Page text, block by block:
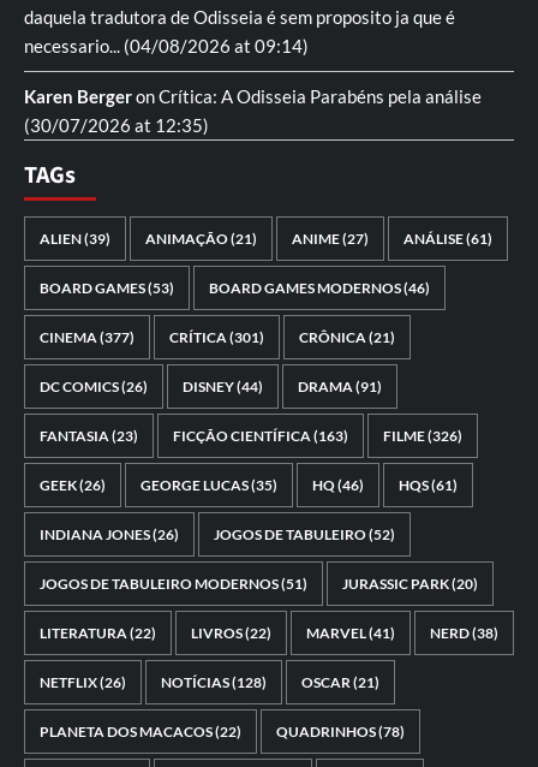
daquela tradutora de Odisseia é sem proposito ja que é
necessario... (04/08/2026 at 09:14)
Karen BergeronCrítica: A Odisseia Parabéns pela análise
(30/07/2026 at 12:35)
TAGs
ALIEN(39) ANIMAÇÃO(21) ANIME(27) ANÁLISE(61)
BOARD GAMES(53) BOARD GAMES MODERNOS(46)
CINEMA(377) CRÍTICA(301) CRÔNICA(21)
DC COMICS(26) DISNEY(44) DRAMA(91)
FANTASIA(23) FICÇÃO CIENTÍFICA(163) FILME(326)
GEEK(26) GEORGE LUCAS(35) HQ(46) HQS(61)
INDIANA JONES(26) JOGOS DE TABULEIRO(52)
JOGOS DE TABULEIRO MODERNOS(51) JURASSIC PARK(20)
LITERATURA(22) LIVROS(22) MARVEL(41) NERD(38)
NETFLIX(26) NOTÍCIAS(128) OSCAR(21)
PLANETA DOS MACACOS(22) QUADRINHOS(78)